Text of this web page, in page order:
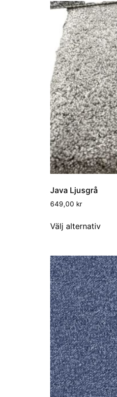
Java Ljusgrå
649,00 kr
Välj alternativ